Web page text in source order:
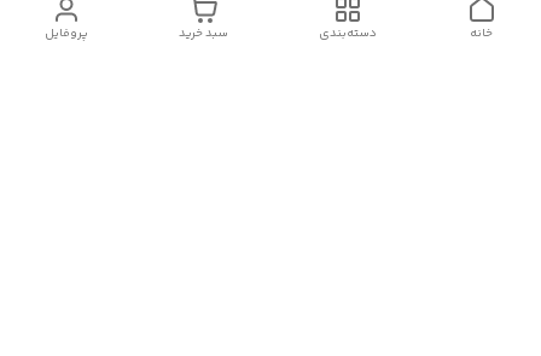
پروفایل سبد خرید دسته‌بندی خانه